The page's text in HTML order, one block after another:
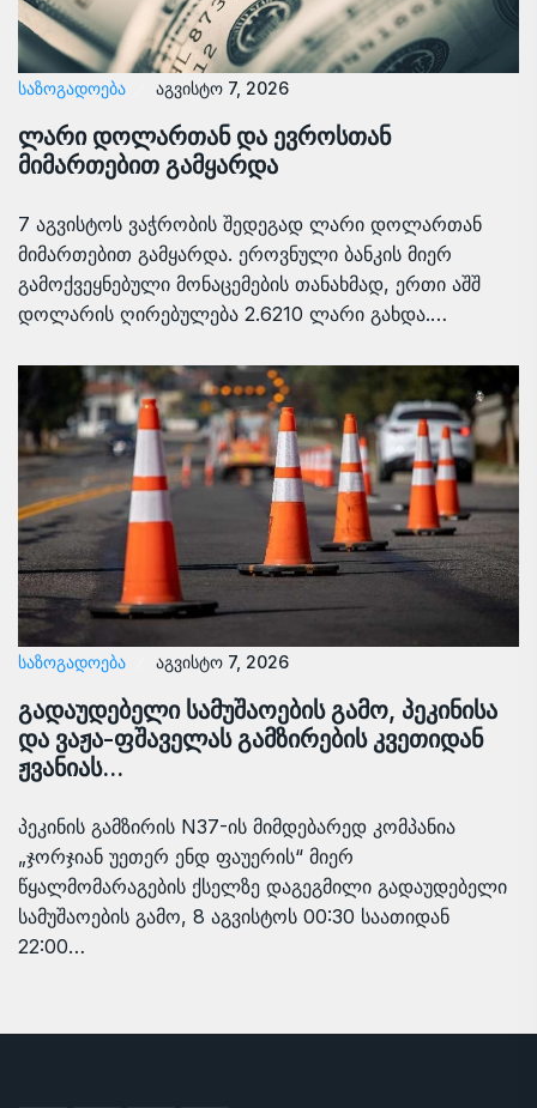
ᲡᲐᲖᲝᲒᲐᲓᲝᲔᲑᲐ აგვისტო 7, 2026
ლარი დოლართან და ევროსთან
მიმართებით გამყარდა
7 აგვისტოს ვაჭრობის შედეგად ლარი დოლართან
მიმართებით გამყარდა. ეროვნული ბანკის მიერ
გამოქვეყნებული მონაცემების თანახმად, ერთი აშშ
დოლარის ღირებულება 2.6210 ლარი გახდა.…
ᲡᲐᲖᲝᲒᲐᲓᲝᲔᲑᲐ აგვისტო 7, 2026
გადაუდებელი სამუშაოების გამო, პეკინისა
და ვაჟა-ფშაველას გამზირების კვეთიდან
ჟვანიას…
პეკინის გამზირის N37-ის მიმდებარედ კომპანია
„ჯორჯიან უეთერ ენდ ფაუერის“ მიერ
წყალმომარაგების ქსელზე დაგეგმილი გადაუდებელი
სამუშაოების გამო, 8 აგვისტოს 00:30 საათიდან
22:00…